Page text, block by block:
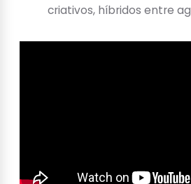
criativos, híbridos entre